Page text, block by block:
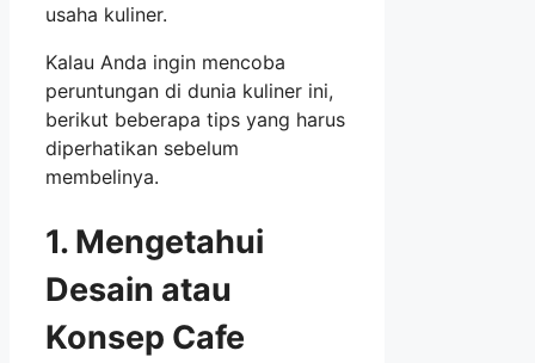
usaha kuliner.
Kalau Anda ingin mencoba
peruntungan di dunia kuliner ini,
berikut beberapa tips yang harus
diperhatikan sebelum
membelinya.
1. Mengetahui
Desain atau
Konsep Cafe